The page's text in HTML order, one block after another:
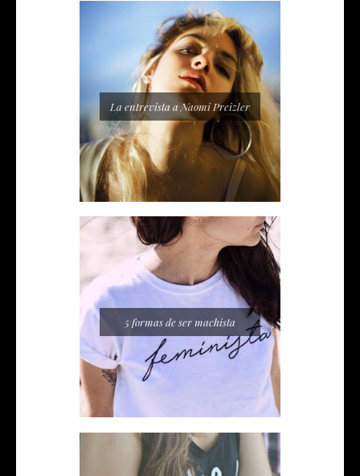
La entrevista a Naomi Preizler
5 formas de ser machista